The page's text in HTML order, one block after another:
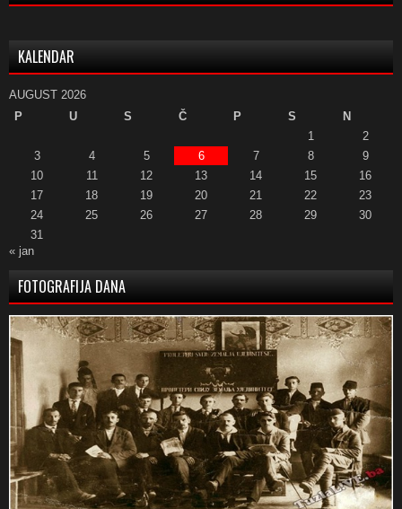
KALENDAR
AUGUST 2026
P
U S Č P S
N
1
2
3
4 5 6 7 8
9
10
11 12 13 14 15
16
17
18 19 20 21 22
23
24
25 26 27 28 29
30
31
« jan
FOTOGRAFIJA DANA